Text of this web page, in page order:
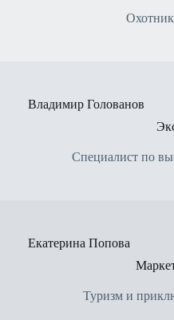
Владимир Голованов
Специалист по
Екатерина Попова
Туризм и